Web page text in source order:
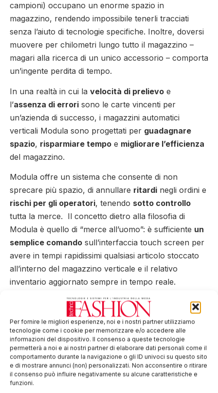
Per fornire le migliori esperienze, noi e i nostri partner utilizziamo
tecnologie come i cookie per memorizzare e/o accedere alle
informazioni del dispositivo. Il consenso a queste tecnologie
permetterà a noi e ai nostri partner di elaborare dati personali come il
comportamento durante la navigazione o gli ID univoci su questo sito
e di mostrare annunci (non) personalizzati. Non acconsentire o ritirare
il consenso può influire negativamente su alcune caratteristiche e
funzioni.
campioni) occupano un enorme spazio in
magazzino, rendendo impossibile tenerli tracciati
senza l’aiuto di tecnologie specifiche. Inoltre, doversi
muovere per chilometri lungo tutto il magazzino –
magari alla ricerca di un unico accessorio – comporta
un’ingente perdita di tempo.
In una realtà in cui la velocità di prelievo e
l’assenza di errori sono le carte vincenti per
un’azienda di successo, i magazzini automatici
verticali Modula sono progettati per guadagnare
spazio, risparmiare tempo e migliorare l’efficienza
del magazzino.
Modula offre un sistema che consente di non
sprecare più spazio, di annullare ritardi negli ordini e
rischi per gli operatori, tenendo sotto controllo
tutta la merce. Il concetto dietro alla filosofia di
Modula è quello di “merce all’uomo”: è sufficiente un
semplice comando sull’interfaccia touch screen per
avere in tempi rapidissimi qualsiasi articolo stoccato
all’interno del magazzino verticale e il relativo
inventario aggiornato sempre in tempo reale.
Dettagli dell’evento e iscrizione
Giorno: Venerdì 8 febbraio 2019
Luogo: Modula, via San Lorenzo 41, Salvaterra di
Casalgrande (RE)
Qui illink al programma completo
Qui illink per iscriversi